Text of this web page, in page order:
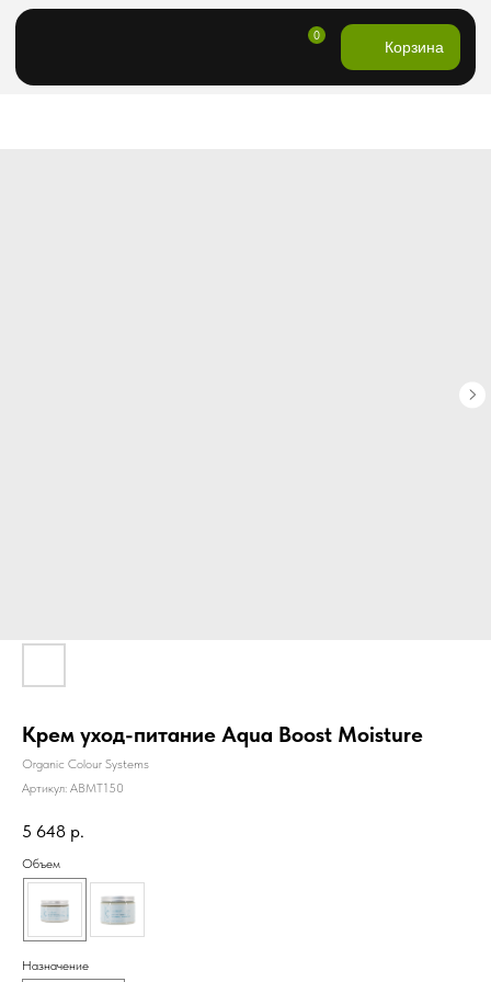
Корзина
Крем уход-питание Aqua Boost Moisture
Organic Colour Systems
Артикул: ABMТ150
5 648 р.
Объем
Назначение